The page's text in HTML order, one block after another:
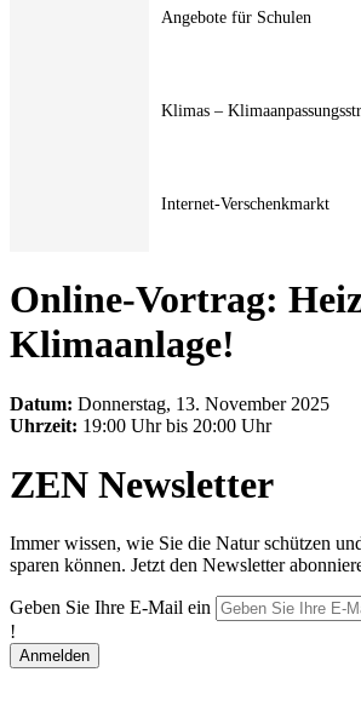
Angebote für Schulen
Klimas –
Internet-Verschenkmarkt
Online-Vortrag:
Klimaanlage!
Datum: Donnerstag, 13. November 2025
Uhrzeit: 19:00 Uhr bis 20:00 Uhr
ZEN Newsletter
Immer wissen, wie Sie die Natur schützen
sparen können. Jetzt den Newsletter
Geben Sie Ihre E-Mail ein
!